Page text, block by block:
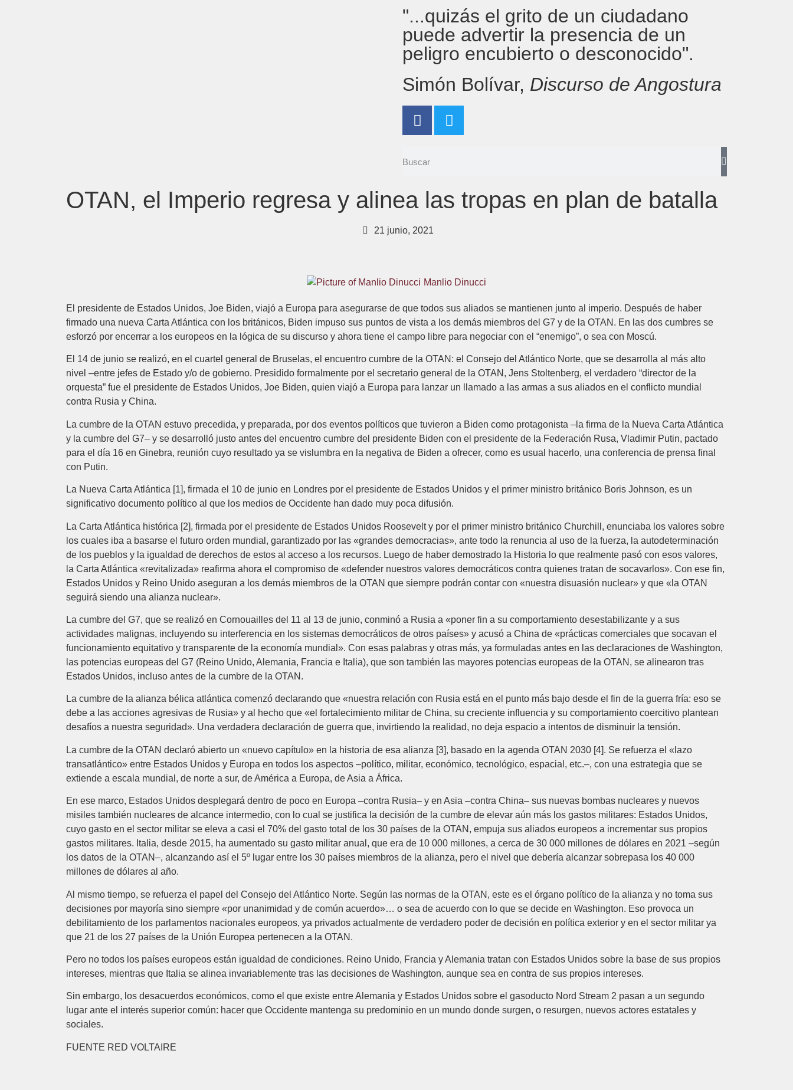
"...quizás el grito de un ciudadano
puede advertir la presencia de un
peligro encubierto o desconocido".
Simón Bolívar, Discurso de Angostura
OTAN, el Imperio regresa y alinea las ‎tropas en plan de batalla
21 junio, 2021
Manlio Dinucci
El presidente de Estados Unidos, Joe Biden, viajó a Europa para asegurarse de que ‎todos sus aliados se mantienen junto al imperio. Después de haber
firmado una nueva ‎Carta Atlántica con los británicos, Biden impuso sus puntos de vista a los demás ‎miembros del G7 y de la OTAN. En las dos cumbres se
esforzó por encerrar a ‎los europeos en la lógica de su discurso y ahora tiene el campo libre para negociar con ‎el “enemigo”, o sea con Moscú. ‎
El 14 de junio se realizó, en el cuartel general de Bruselas, el encuentro cumbre de la OTAN: ‎el Consejo del Atlántico Norte, que se desarrolla al más alto
nivel –entre jefes de Estado y/o de ‎gobierno. Presidido formalmente por el secretario general de la OTAN, Jens Stoltenberg, el ‎verdadero “director de la
orquesta” fue el presidente de Estados Unidos, Joe Biden, quien viajó a ‎Europa para lanzar un llamado a las armas a sus aliados en el conflicto mundial
contra Rusia ‎y China. ‎
La cumbre de la OTAN estuvo precedida, y preparada, por dos eventos políticos que tuvieron a ‎Biden como protagonista –la firma de la Nueva Carta Atlántica
y la cumbre del G7– y ‎se desarrolló justo antes del encuentro cumbre del presidente Biden con el presidente de la ‎Federación Rusa, Vladimir Putin, pactado
para el día 16 en Ginebra, reunión cuyo resultado ya ‎se vislumbra en la negativa de Biden a ofrecer, como es usual hacerlo, una conferencia ‎de prensa final
con Putin. ‎
La Nueva Carta Atlántica [1], firmada el 10 de junio en Londres por el presidente de Estados Unidos y ‎el primer ministro británico Boris Johnson, es un
significativo documento político al que los ‎medios de Occidente han dado muy poca difusión. ‎
La Carta Atlántica histórica [2], firmada por ‎el presidente de Estados Unidos Roosevelt y por el primer ministro británico Churchill, enunciaba ‎los valores sobre
los cuales iba a basarse el futuro orden mundial, garantizado por las «grandes ‎democracias», ante todo la renuncia al uso de la fuerza, la autodeterminación
de los pueblos y ‎la igualdad de derechos de estos al acceso a los recursos. Luego de haber demostrado la Historia ‎lo que realmente pasó con esos valores,
la Carta Atlántica «revitalizada» reafirma ahora el ‎compromiso de «defender nuestros valores democráticos contra quienes tratan de socavarlos». ‎Con ese fin,
Estados Unidos y Reino Unido aseguran a los demás miembros de la OTAN que ‎siempre podrán contar con «nuestra disuasión nuclear» y que «la OTAN
seguirá siendo una ‎alianza nuclear». ‎
La cumbre del G7, que se realizó en Cornouailles del 11 al 13 de junio, conminó a Rusia a ‎‎«poner fin a su comportamiento desestabilizante y a sus
actividades malignas, incluyendo su ‎interferencia en los sistemas democráticos de otros países» y acusó a China de «prácticas ‎comerciales que socavan el
funcionamiento equitativo y transparente de la economía mundial». ‎Con esas palabras y otras más, ya formuladas antes en las declaraciones de Washington,
las potencias ‎europeas del G7 (Reino Unido, Alemania, Francia e Italia), que son también las mayores potencias ‎europeas de la OTAN, se alinearon tras
Estados Unidos, incluso antes de la cumbre de la OTAN. ‎
La cumbre de la alianza bélica atlántica comenzó declarando que «nuestra relación con Rusia ‎está en el punto más bajo desde el fin de la guerra fría: eso se
debe a las acciones agresivas ‎de Rusia» y al hecho que «el fortalecimiento militar de China, su creciente influencia y su ‎comportamiento coercitivo plantean
desafíos a nuestra seguridad». Una verdadera declaración ‎de guerra que, invirtiendo la realidad, no deja espacio a intentos de disminuir la tensión. ‎
La cumbre de la OTAN declaró abierto un «nuevo capítulo» en la historia de esa alianza [3], ‎basado en la agenda OTAN 2030 [4]. ‎Se refuerza el «lazo
transatlántico» entre Estados Unidos y Europa en todos los aspectos –‎político, militar, económico, tecnológico, espacial, etc.–, con una estrategia que se
extiende a ‎escala mundial, de norte a sur, de América a Europa, de Asia a África. ‎
En ese marco, Estados Unidos desplegará dentro de poco en Europa –contra Rusia– y en Asia –‎contra China– sus nuevas bombas nucleares y nuevos
misiles también nucleares de alcance ‎intermedio, con lo cual se justifica la decisión de la cumbre de elevar aún más los gastos ‎militares: Estados Unidos,
cuyo gasto en el sector militar se eleva a casi el 70% del gasto total de ‎los 30 países de la OTAN, empuja sus aliados europeos a incrementar sus propios
gastos ‎militares. Italia, desde 2015, ha aumentado su gasto militar anual, que era de 10 000 millones, a ‎cerca de 30 000 millones de dólares en 2021 –según
los datos de la OTAN–, alcanzando así el ‎‎5º lugar entre los 30 países miembros de la alianza, pero el nivel que debería alcanzar ‎sobrepasa los 40 000
millones de dólares al año. ‎
Al mismo tiempo, se refuerza el papel del Consejo del Atlántico Norte. Según las normas de ‎la OTAN, este es el órgano político de la alianza y no toma sus
decisiones por mayoría sino siempre ‎‎«por unanimidad y de común acuerdo»… o sea de acuerdo con lo que se decide ‎en Washington. Eso provoca un
debilitamiento de los parlamentos nacionales europeos, ya ‎privados actualmente de verdadero poder de decisión en política exterior y en el sector militar ‎ya
que 21 de los 27 países de la Unión Europea pertenecen a la OTAN. ‎
Pero no todos los países europeos están igualdad de condiciones. Reino Unido, Francia ‎y Alemania tratan con Estados Unidos sobre la base de sus propios
intereses, mientras que Italia ‎se alinea invariablemente tras las decisiones de Washington, aunque sea en contra de sus propios intereses. ‎
Sin embargo, los desacuerdos económicos, como el que existe entre Alemania y Estados Unidos ‎sobre el gasoducto Nord Stream 2 pasan a un segundo
lugar ante el interés superior común: ‎hacer que Occidente mantenga su predominio en un mundo donde surgen, o resurgen, nuevos ‎actores estatales y
sociales.‎
FUENTE RED VOLTAIRE